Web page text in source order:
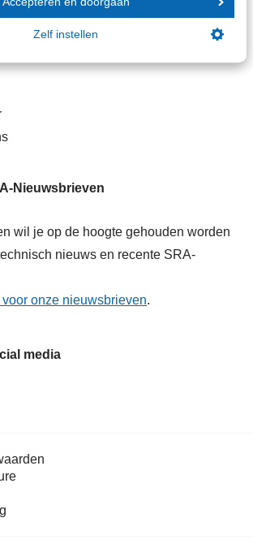
Zelf instellen
Nieuwsbrieven
wil je op de hoogte gehouden worden
nieuws en recente SRA-
onze nieuwsbrieven.
media